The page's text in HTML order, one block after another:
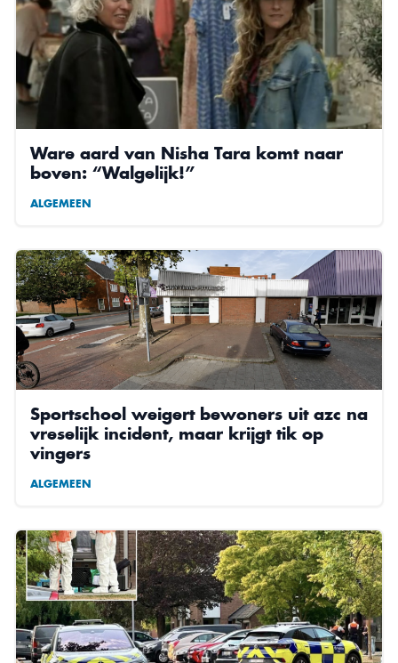
Ware aard van Nisha Tara komt naar
boven: “Walgelijk!”
ALGEMEEN
Sportschool weigert bewoners uit azc na
vreselijk incident, maar krijgt tik op
vingers
ALGEMEEN